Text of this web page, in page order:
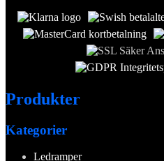
Produkter
Kategorier
Ledramper